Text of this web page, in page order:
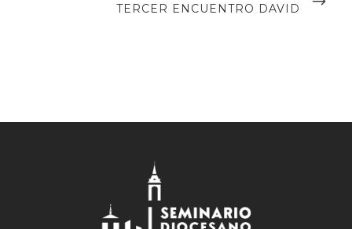
NEXT
TERCER ENCUENTRO DAVID